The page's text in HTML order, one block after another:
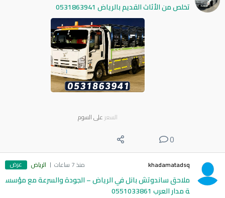
تخلص من الأثاث القديم بالرياض 0531863941
السعر على السوم
0
khadamatadsq منذ 7 ساعات الرياض عرض
ملاحق ساندوتش بانل في الرياض – الجودة والسرعة مع مؤسس
ة مدار العرب 0551033861